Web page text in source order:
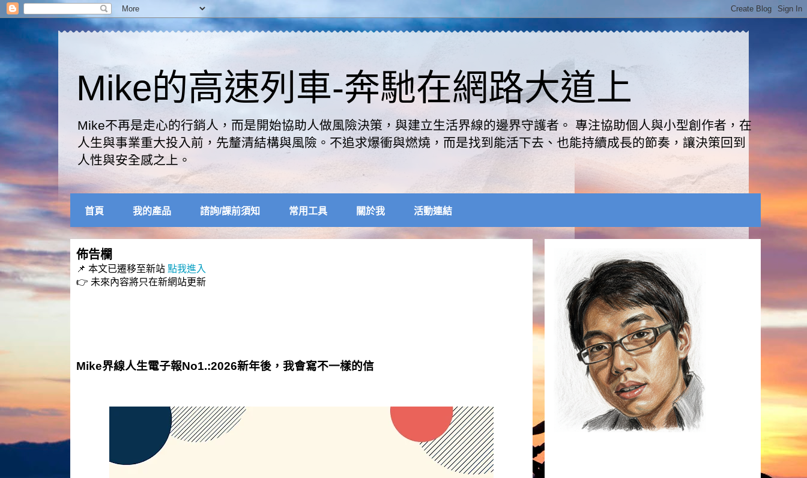
Mike的高速列車-奔馳在網路大道上
Mike不再是走心的行銷人，而是開始協助人做風險決策，與建立生活界線的邊界守護者。 專注協助個人與小型創作者，在
人生與事業重大投入前，先釐清結構與風險。不追求爆衝與燃燒，而是找到能活下去、也能持續成長的節奏，讓決策回到
人性與安全感之上。
首頁 我的產品 諮詢/課前須知 常用工具 關於我 活動連結
佈告欄
📌 本文已遷移至新站 點我進入
👉 未來內容將只在新網站更新
Mike界線人生電子報No1.:2026新年後，我會寫不一樣的信